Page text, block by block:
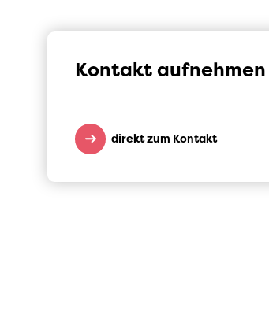
Kontakt aufnehmen
direkt zum Kontakt